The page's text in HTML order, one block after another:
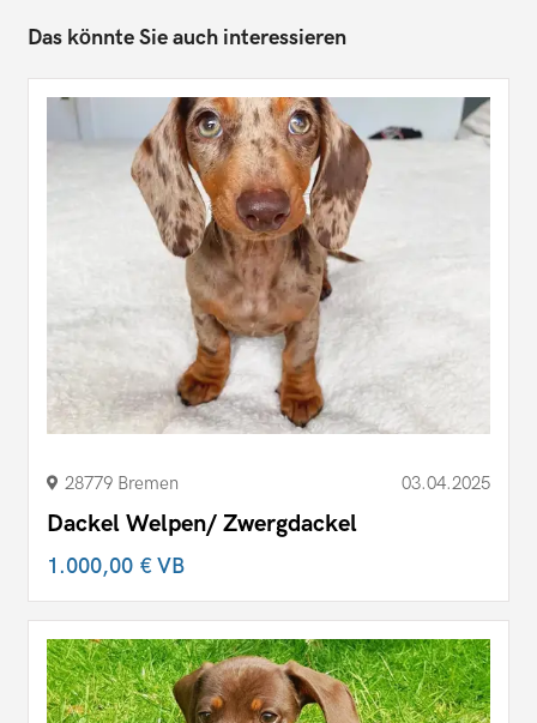
Das könnte Sie auch interessieren
28779 Bremen 03.04.2025
Dackel Welpen/ Zwergdackel
1.000,00 €VB